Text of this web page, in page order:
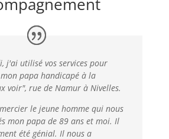
j'ai utilisé vos services pour
papa handicapé à la
voir", rue de Namur à Nivelles.
le jeune homme qui nous
mon papa de 89 ans et moi. Il
été génial. Il nous a